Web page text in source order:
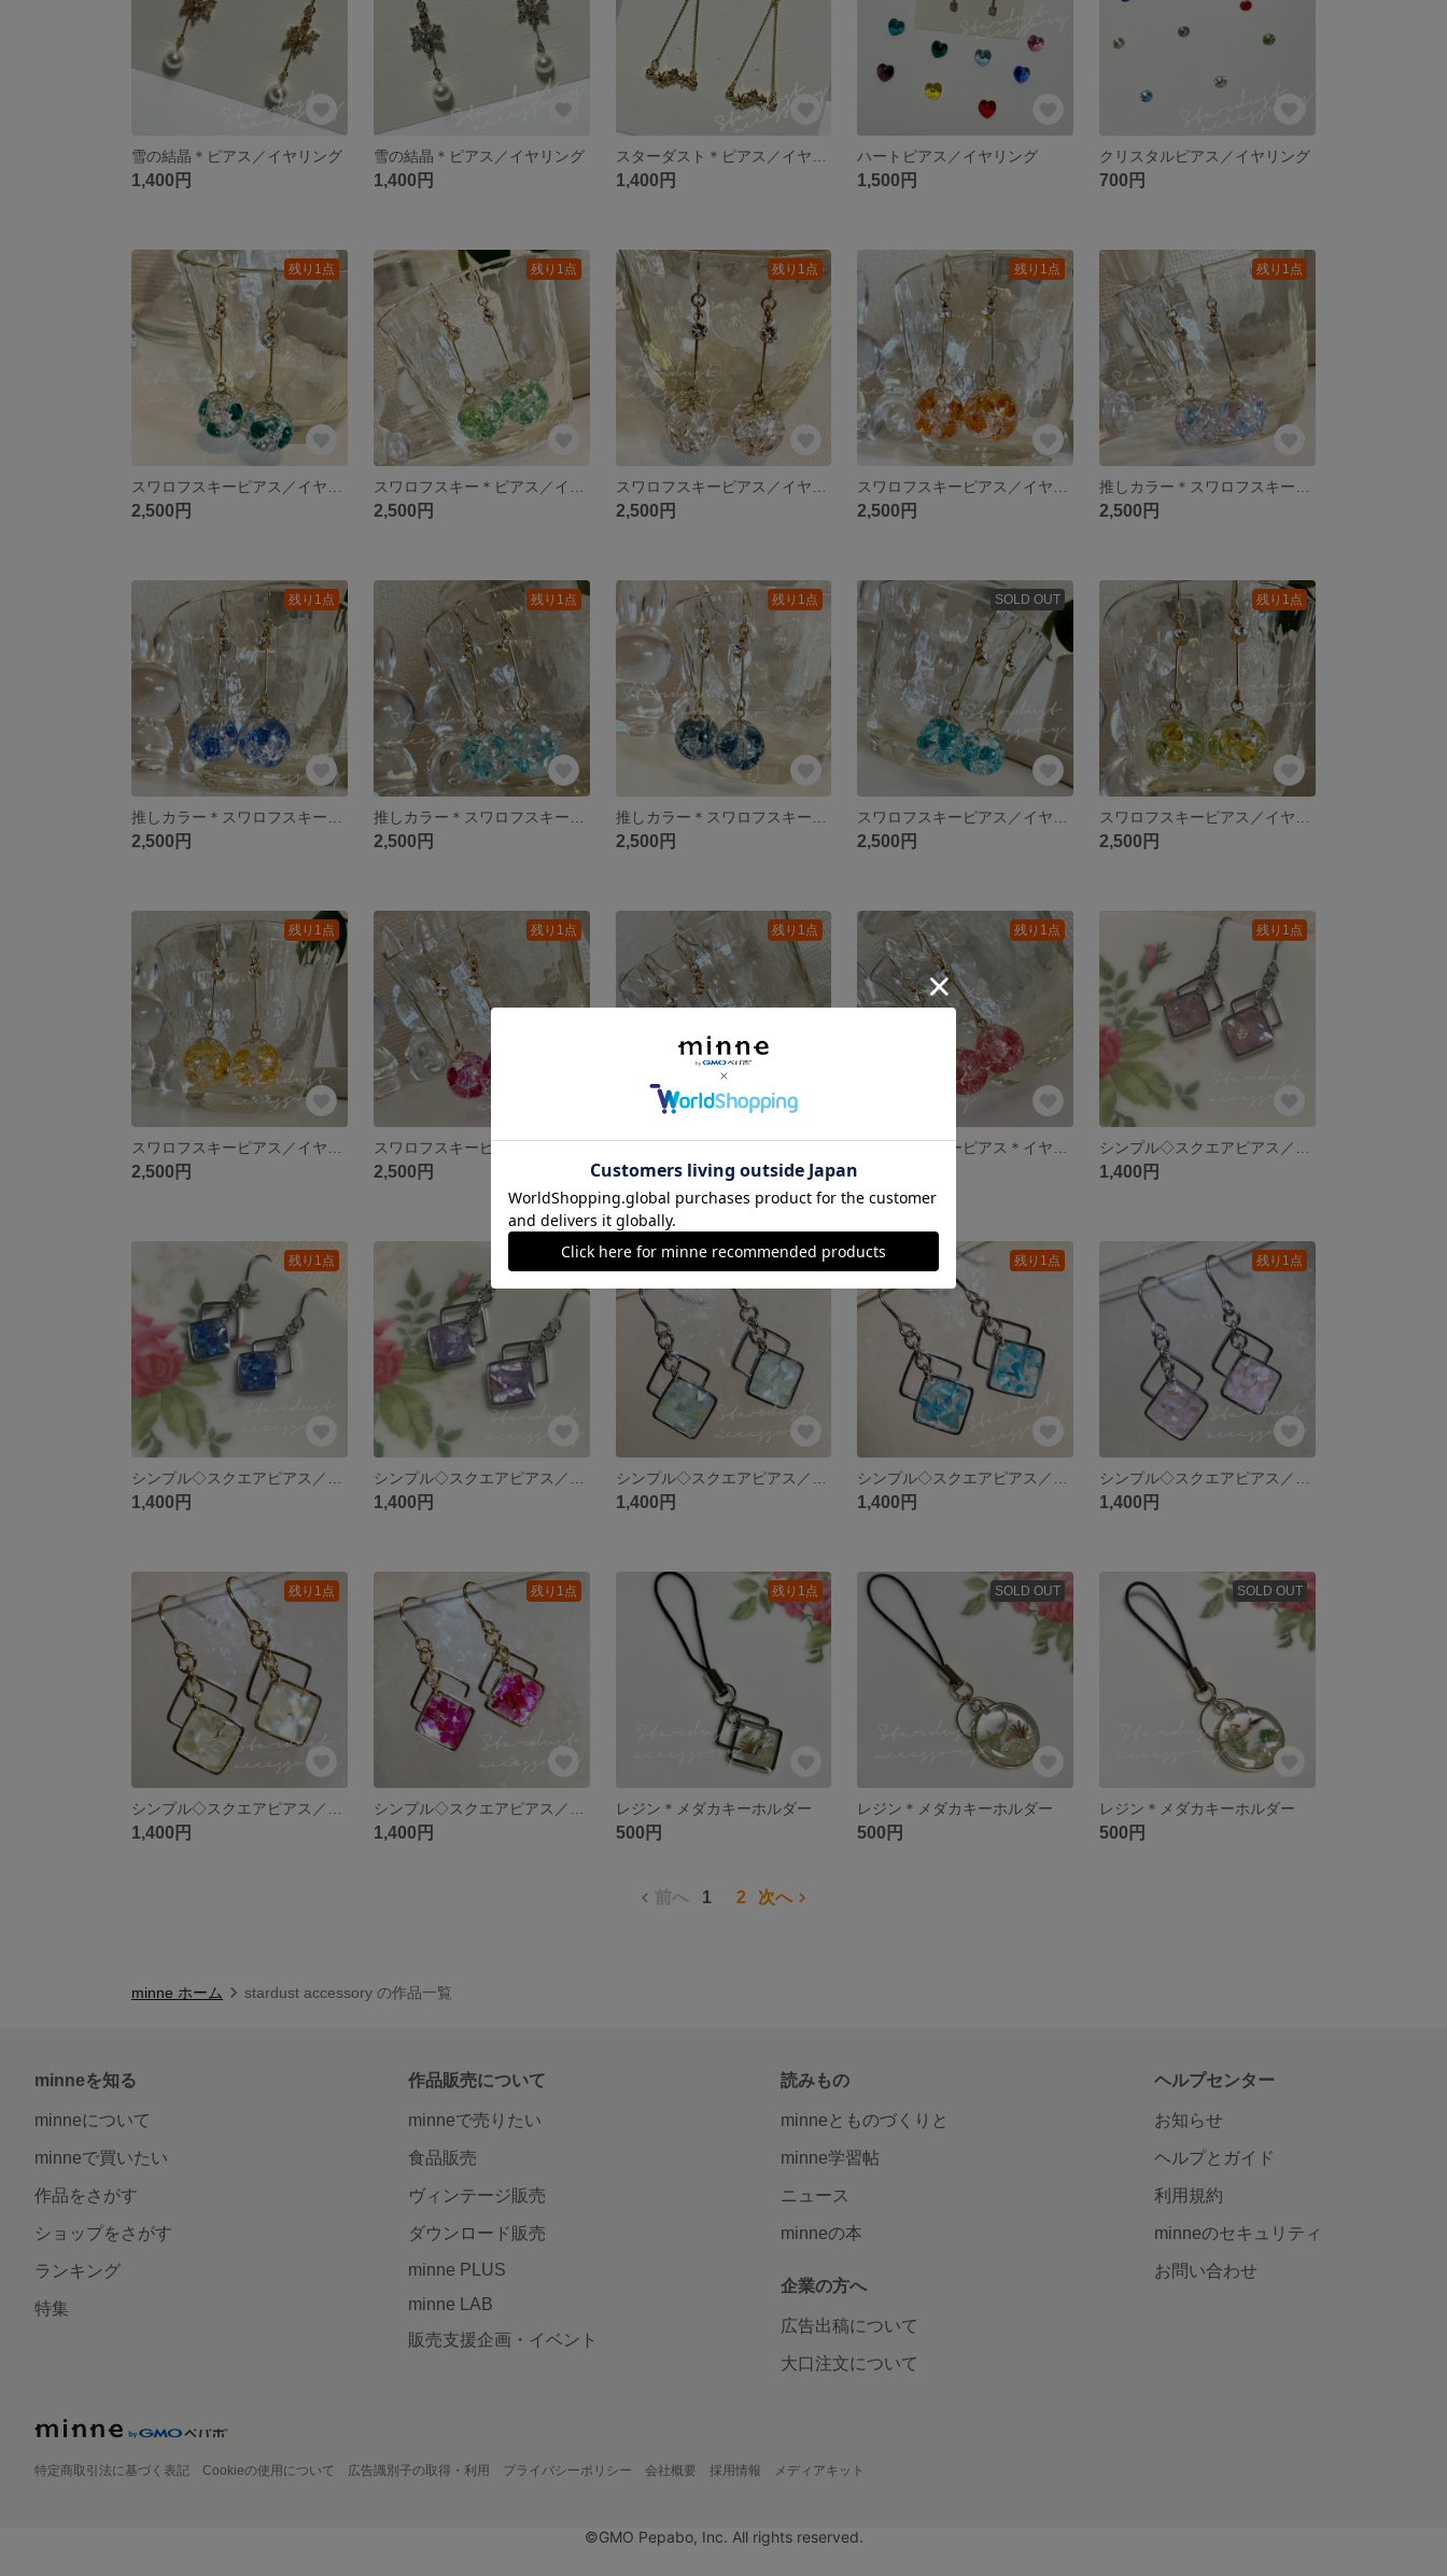
雪の結晶＊ピアス／イヤリング
1,400円
雪の結晶＊ピアス／イヤリング
1,400円 1,400円
ハートピアス／イヤリング
1,500円
クリスタルピアス／イヤリング
700円
残り1点
2,500円
残り1点
2,500円
残り1点
2,500円
残り1点
2,500円
残り1点
2,500円
残り1点
2,500円
残り1点
2,500円
残り1点
2,500円
SOLD OUT
2,500円
残り1点
2,500円
残り1点
2,500円
残り1点
2,500円
残り1点
2,500円
残り1点 残り1点
1,400円
残り1点
1,400円
残り1点
1,400円
残り1点
1,400円
残り1点
1,400円
残り1点
1,400円
残り1点
1,400円
残り1点
1,400円
残り1点
レジン＊メダカキーホルダー
500円
SOLD OUT
レジン＊メダカキーホルダー
500円
SOLD OUT
レジン＊メダカキーホルダー
500円
前へ 1 2 次へ
minne ホーム stardust accessory の作品一覧
minneを知る
minneについて
minneで買いたい
作品をさがす
ショップをさがす
ランキング
特集
作品販売について
minneで売りたい
食品販売
ヴィンテージ販売
ダウンロード販売
minne PLUS
minne LAB
販売支援企画・イベント
読みもの
minneとものづくりと
minne学習帖
ニュース
minneの本
企業の方へ
広告出稿について
大口注文について
ヘルプセンター
お知らせ
ヘルプとガイド
利用規約
minneのセキュリティ
お問い合わせ
特定商取引法に基づく表記 Cookieの使用について 広告識別子の取得・利用 プライバシーポリシー 会社概要 採用情報 メディアキット
©GMO Pepabo, Inc. All rights reserved.